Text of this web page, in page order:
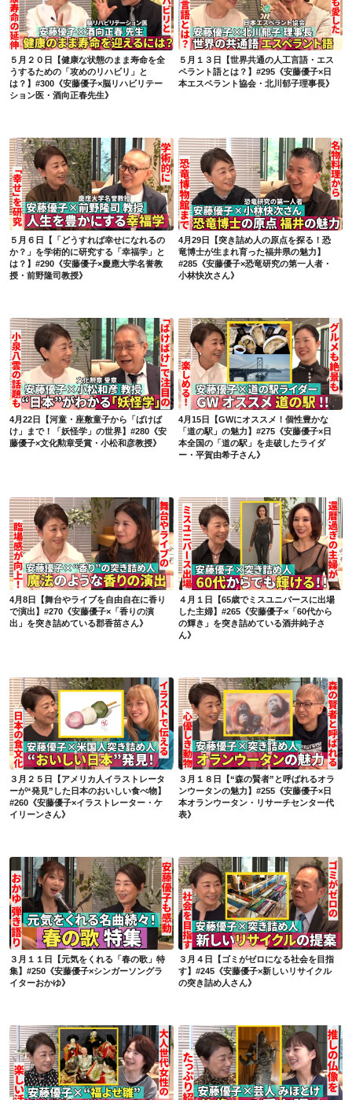
５月２０日【健康な状態のまま寿命を全うするための「攻めのリハビリ」とは？】#300《安藤優子×脳リハビリテーション医・酒向正春先生》
５月２０日【健康な状態のまま寿命を全
うするための「攻めのリハビリ」と
は？】#300《安藤優子×脳リハビリテー
ション医・酒向正春先生》
５月１３日【世界共通の人工言語・エスペラント語とは？】#295《安藤優子×日本エスペラント協会・北川郁子理事長》
５月１３日【世界共通の人工言語・エス
ペラント語とは？】#295《安藤優子×日
本エスペラント協会・北川郁子理事長》
５月６日【「どうすれば幸せになれるのか？」を学術的に研究する「幸福学」とは？】#290《安藤優子×慶應大学名誉教授・前野隆司教授》
５月６日【「どうすれば幸せになれるの
か？」を学術的に研究する「幸福学」と
は？】#290《安藤優子×慶應大学名誉教
授・前野隆司教授》
4月29日【突き詰め人の原点を探る！恐竜博士が生まれ育った福井県の魅力】#285《安藤優子×恐竜研究の第一人者・小林快次さん》
4月29日【突き詰め人の原点を探る！恐
竜博士が生まれ育った福井県の魅力】
#285《安藤優子×恐竜研究の第一人者・
小林快次さん》
4月22日【河童・座敷童子から「ばけばけ」まで！「妖怪学」の世界】#280《安藤優子×文化勲章受賞・小松和彦教授》
4月22日【河童・座敷童子から「ばけば
け」まで！「妖怪学」の世界】#280《安
藤優子×文化勲章受賞・小松和彦教授》
4月15日【GWにオススメ！個性豊かな「道の駅」の魅力】#275《安藤優子×日本全国の「道の駅」を走破したライダー・平賀由希子さん》
4月15日【GWにオススメ！個性豊かな
「道の駅」の魅力】#275《安藤優子×日
本全国の「道の駅」を走破したライダ
ー・平賀由希子さん》
4月8日【舞台やライブを自由自在に香りで演出】#270《安藤優子×「香りの演出」を突き詰めている郡香苗さん》
4月8日【舞台やライブを自由自在に香り
で演出】#270《安藤優子×「香りの演
出」を突き詰めている郡香苗さん》
４月１日【65歳でミスユニバースに出場した主婦】#265《安藤優子×「60代からの輝き」を突き詰めている酒井純子さん》
４月１日【65歳でミスユニバースに出場
した主婦】#265《安藤優子×「60代から
の輝き」を突き詰めている酒井純子さ
ん》
３月２５日【アメリカ人イラストレーターが“発見”した日本のおいしい食べ物】#260《安藤優子×イラストレーター・ケイリーンさん》
３月２５日【アメリカ人イラストレータ
ーが“発見”した日本のおいしい食べ物】
#260《安藤優子×イラストレーター・ケ
イリーンさん》
３月１８日【“森の賢者”と呼ばれるオランウータンの魅力】#255《安藤優子×日本オランウータン・リサーチセンター代表》
３月１８日【“森の賢者”と呼ばれるオラ
ンウータンの魅力】#255《安藤優子×日
本オランウータン・リサーチセンター代
表》
３月１１日【元気をくれる「春の歌」特集】#250《安藤優子×シンガーソングライターおかゆ》
３月１１日【元気をくれる「春の歌」特
集】#250《安藤優子×シンガーソングラ
イターおかゆ》
３月４日【ゴミがゼロになる社会を目指す】#245《安藤優子×新しいリサイクルの突き詰め人さん》
３月４日【ゴミがゼロになる社会を目指
す】#245《安藤優子×新しいリサイクル
の突き詰め人さん》
２月２５日【“福よせ雛”の楽しい世界】#240《安藤優子×雛人形のセカンドライフの突き詰め人》 ２月１８日【芸人みほとけさんが仏像への愛を語る】#235《安藤優子×仏像の突き詰め人》